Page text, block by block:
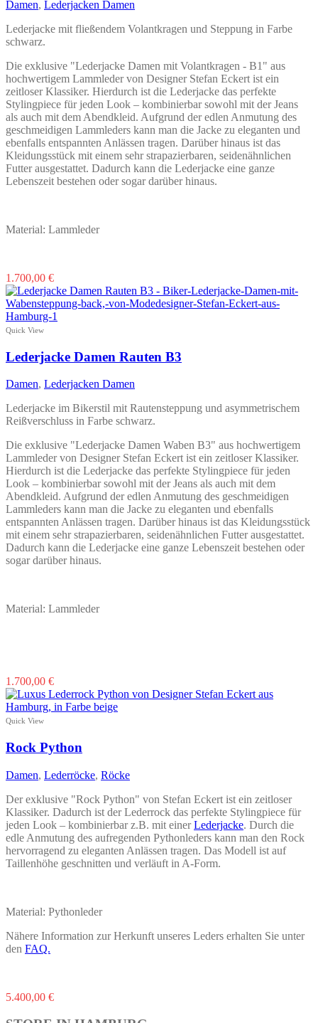
können
auf
gewählt
werden
Damen, Lederjacken Damen
Lederjacke mit fließendem Volantkragen und Steppung in Farbe
schwarz.
Die exklusive "Lederjacke Damen mit Volantkragen - B1" aus
hochwertigem Lammleder von Designer Stefan Eckert ist ein
zeitloser Klassiker. Hierdurch ist die Lederjacke das perfekte
Stylingpiece für jeden Look – kombinierbar sowohl mit der Jeans
als auch mit dem Abendkleid. Aufgrund der edlen Anmutung des
geschmeidigen Lammleders kann man die Jacke zu eleganten und
ebenfalls entspannten Anlässen tragen. Darüber hinaus ist das
Kleidungsstück mit einem sehr strapazierbaren, seidenähnlichen
Futter ausgestattet. Dadurch kann die Lederjacke eine ganze
Lebenszeit bestehen oder sogar darüber hinaus.
Material: Lammleder
1.700,00 €Dieses
Produkt
weist
mehrere
Die
Optionen
können
auf
der
Produktseite
werden
Quick View
Lederjacke Damen Rauten B3
Damen, Lederjacken Damen
Lederjacke im Bikerstil mit Rautensteppung und asymmetrischem
Reißverschluss in Farbe schwarz.
Die exklusive "Lederjacke Damen Waben B3" aus hochwertigem
Lammleder von Designer Stefan Eckert ist ein zeitloser Klassiker.
Hierdurch ist die Lederjacke das perfekte Stylingpiece für jeden
Look – kombinierbar sowohl mit der Jeans als auch mit dem
Abendkleid. Aufgrund der edlen Anmutung des geschmeidigen
Lammleders kann man die Jacke zu eleganten und ebenfalls
entspannten Anlässen tragen. Darüber hinaus ist das Kleidungsstück
mit einem sehr strapazierbaren, seidenähnlichen Futter ausgestattet.
Dadurch kann die Lederjacke eine ganze Lebenszeit bestehen oder
sogar darüber hinaus.
Material: Lammleder
1.700,00 €Dieses
Produkt
weist
auf.
Die
Optionen
können
auf
der
Produktseite
gewählt
werden
Quick View
Rock Python
Damen, Lederröcke, Röcke
Der exklusive "Rock Python" von Stefan Eckert ist ein zeitloser
Klassiker. Dadurch ist der Lederrock das perfekte Stylingpiece für
jeden Look – kombinierbar z.B. mit einerLederjacke. Durch die
edle Anmutung des aufregenden Pythonleders kann man den Rock
hervorragend zu eleganten Anlässen tragen. Das Modell ist auf
Taillenhöhe geschnitten und verläuft in A-Form.
Material: Pythonleder
Nähere Information zur Herkunft unseres Leders erhalten Sie unter
den FAQ.
5.400,00 €Dieses